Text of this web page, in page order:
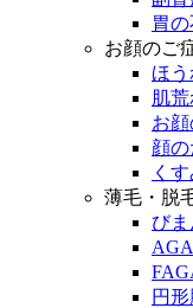
胃
お顔のご
ほ
肌
お
顔
く
薄毛・脱
び
円